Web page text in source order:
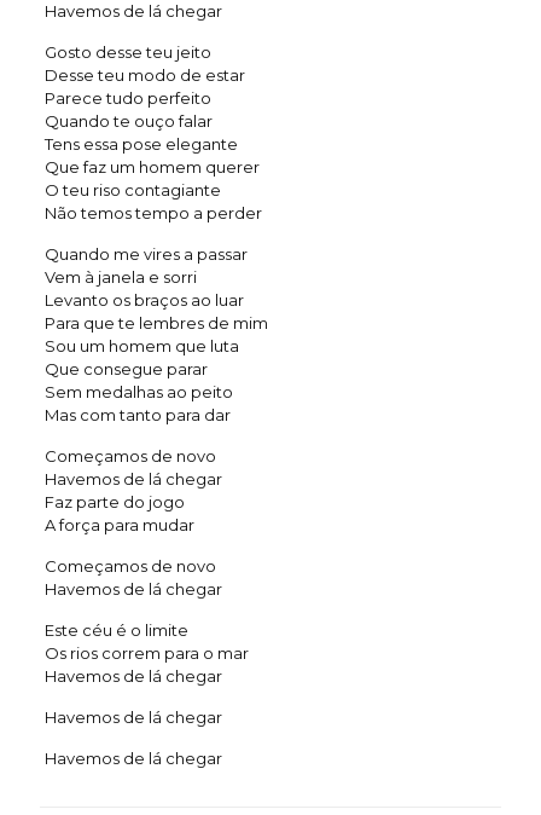
Havemos de lá chegar
Gosto desse teu jeito
Desse teu modo de estar
Parece tudo perfeito
Quando te ouço falar
Tens essa pose elegante
Que faz um homem querer
O teu riso contagiante
Não temos tempo a perder
Quando me vires a passar
Vem à janela e sorri
Levanto os braços ao luar
Para que te lembres de mim
Sou um homem que luta
Que consegue parar
Sem medalhas ao peito
Mas com tanto para dar
Começamos de novo
Havemos de lá chegar
Faz parte do jogo
A força para mudar
Começamos de novo
Havemos de lá chegar
Este céu é o limite
Os rios correm para o mar
Havemos de lá chegar
Havemos de lá chegar
Havemos de lá chegar